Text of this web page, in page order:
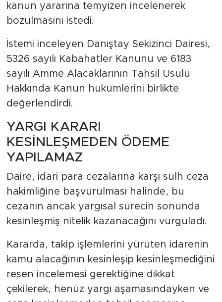
kanun yararına temyizen incelenerek
bozulmasını istedi.
İstemi inceleyen Danıştay Sekizinci Dairesi,
5326 sayılı Kabahatler Kanunu ve 6183
sayılı Amme Alacaklarının Tahsil Usulü
Hakkında Kanun hükümlerini birlikte
değerlendirdi.
YARGI KARARI
KESİNLEŞMEDEN ÖDEME
YAPILAMAZ
Daire, idari para cezalarına karşı sulh ceza
hakimliğine başvurulması halinde, bu
cezanın ancak yargısal sürecin sonunda
kesinleşmiş nitelik kazanacağını vurguladı.
Kararda, takip işlemlerini yürüten idarenin
kamu alacağının kesinleşip kesinleşmediğini
resen incelemesi gerektiğine dikkat
çekilerek, henüz yargı aşamasındayken ve